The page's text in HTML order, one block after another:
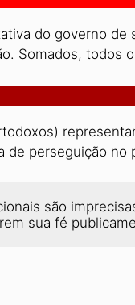
do governo
Somados, todos
de perseguição
são
sua fé